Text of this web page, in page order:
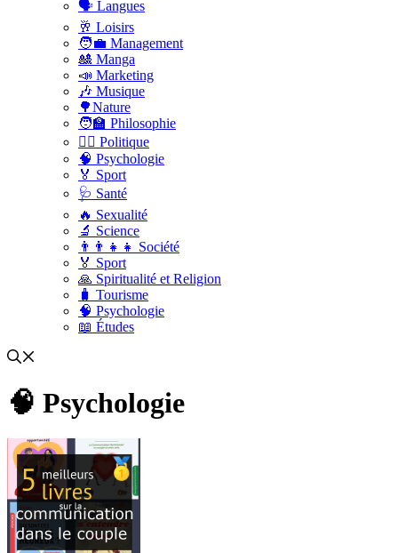
🗣 Langues
🥂 Loisirs
🧑‍💼 Management
🎎 Manga
📣 Marketing
🎶 Musique
🌳Nature
🧑‍🏫 Philosophie
👨‍⚖️ Politique
🧠 Psychologie
🏅 Sport
🩺 Santé
🔥 Sexualité
🔬 Science
👨‍👨‍👧‍👧 Société
🏅 Sport
🙏 Spiritualité et Religion
🧳 Tourisme
🧠 Psychologie
📖 Études
🧠 Psychologie